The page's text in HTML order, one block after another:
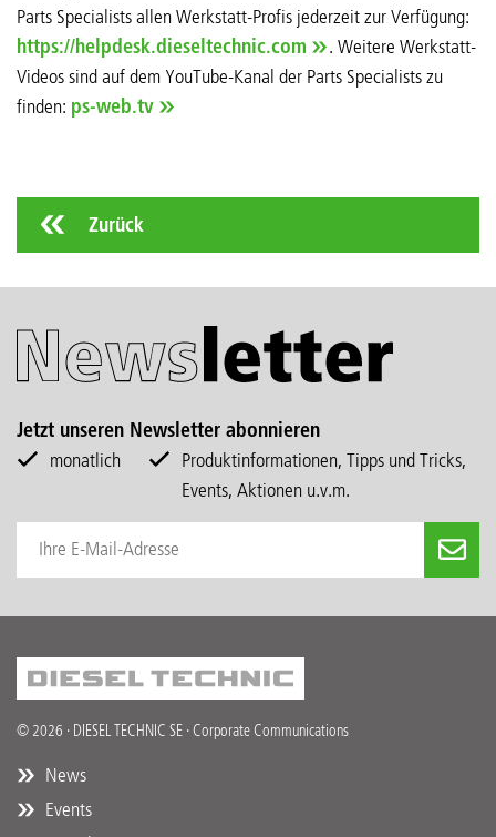
Parts Specialists allen Werkstatt-Profis jederzeit zur Verfügung:
https://helpdesk.dieseltechnic.com
. Weitere Werkstatt-
Videos sind auf dem YouTube-Kanal der Parts Specialists zu
finden: ps-web.tv
Zurück
Jetzt unseren Newsletter abonnieren
monatlich
Produktinformationen, Tipps und Tricks,
Events, Aktionen u.v.m.
© 2026 · DIESEL TECHNIC SE · Corporate Communications
News
Events